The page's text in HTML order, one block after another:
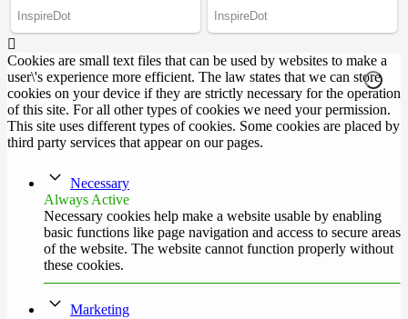
Cookies are small text files that can be used by websites to make a
user\'s experience more efficient. The law states that we can store
cookies on your device if they are strictly necessary for the operation
of this site. For all other types of cookies we need your permission.
This site uses different types of cookies. Some cookies are placed by
third party services that appear on our pages.
Necessary
Always Active
Necessary cookies help make a website usable by enabling
basic functions like page navigation and access to secure areas
of the website. The website cannot function properly without
these cookies.
Marketing